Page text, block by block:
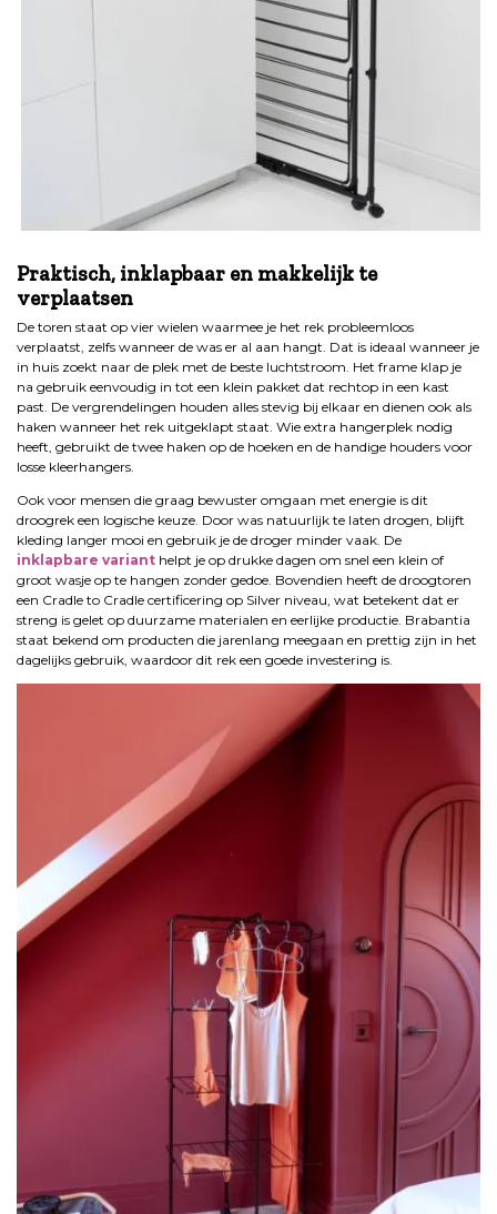
Praktisch, inklapbaar en makkelijk te
verplaatsen
De toren staat op vier wielen waarmee je het rek probleemloos
verplaatst, zelfs wanneer de was er al aan hangt. Dat is ideaal wanneer je
in huis zoekt naar de plek met de beste luchtstroom. Het frame klap je
na gebruik eenvoudig in tot een klein pakket dat rechtop in een kast
past. De vergrendelingen houden alles stevig bij elkaar en dienen ook als
haken wanneer het rek uitgeklapt staat. Wie extra hangerplek nodig
heeft, gebruikt de twee haken op de hoeken en de handige houders voor
losse kleerhangers.
Ook voor mensen die graag bewuster omgaan met energie is dit
droogrek een logische keuze. Door was natuurlijk te laten drogen, blijft
kleding langer mooi en gebruik je de droger minder vaak. De
inklapbare variant helpt je op drukke dagen om snel een klein of
groot wasje op te hangen zonder gedoe. Bovendien heeft de droogtoren
een Cradle to Cradle certificering op Silver niveau, wat betekent dat er
streng is gelet op duurzame materialen en eerlijke productie. Brabantia
staat bekend om producten die jarenlang meegaan en prettig zijn in het
dagelijks gebruik, waardoor dit rek een goede investering is.